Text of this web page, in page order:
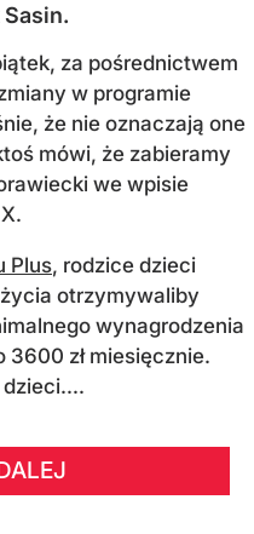
Sasin.
za pośrednictwem
w programie
że nie oznaczają one
mówi, że zabieramy
we wpisie
Plus, rodzice dzieci
otrzymywaliby
wynagrodzenia
3600 zł miesięcznie.